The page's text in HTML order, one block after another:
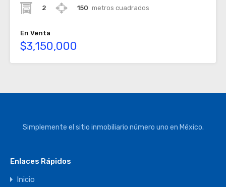
2
150 metros cuadrados
En Venta
$3,150,000
Simplemente el sitio inmobiliario número uno en México.
Enlaces Rápidos
Inicio